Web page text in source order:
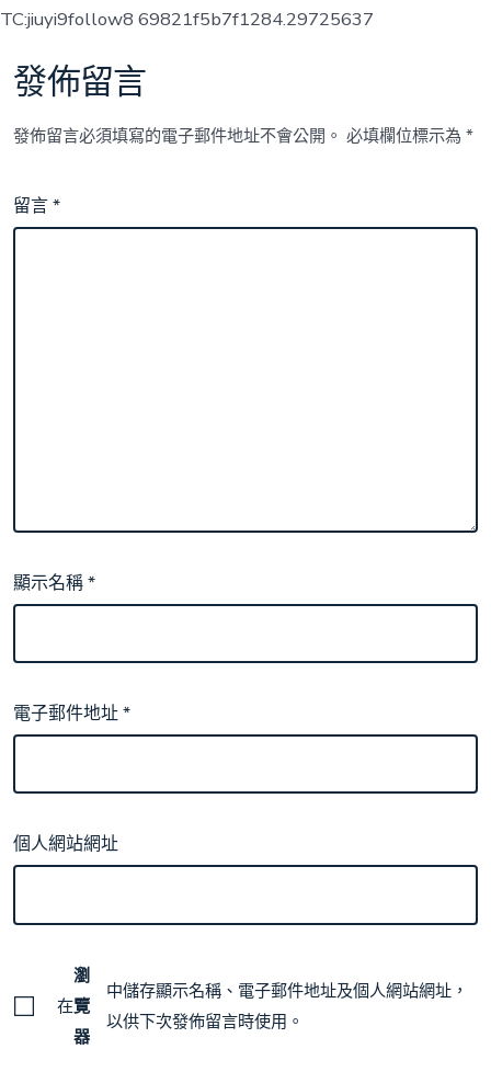
TC:jiuyi9follow8 69821f5b7f1284.29725637
發佈留言
發佈留言必須填寫的電子郵件地址不會公開。 必填欄位標示為*
留言*
顯示名稱*
電子郵件地址*
個人網站網址
在
瀏
覽
器
中儲存顯示名稱、電子郵件地址及個人網站網址，
以供下次發佈留言時使用。